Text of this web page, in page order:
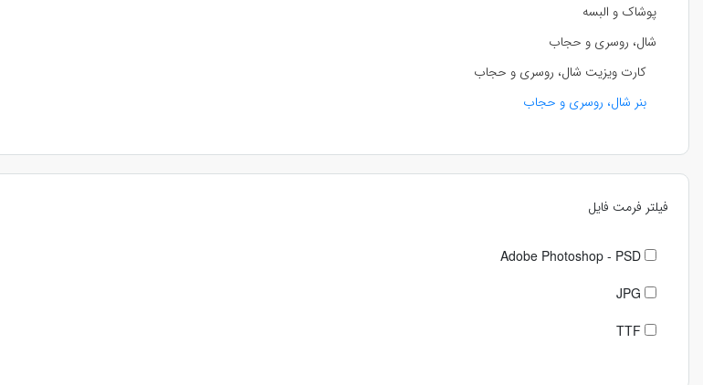
پوشاک و البسه
شال، روسری و حجاب
کارت ویزیت شال، روسری و حجاب
بنر شال، روسری و حجاب
فیلتر فرمت فایل
Adobe Photoshop - PSD
JPG
TTF